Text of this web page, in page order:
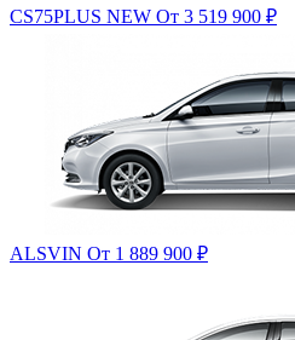
CS75PLUS NEW От 3 519 900 ₽
ALSVIN От 1 889 900 ₽